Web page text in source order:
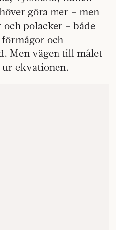
göra mer – men
och polacker – både
och
Men vägen till målet
ur ekvationen.